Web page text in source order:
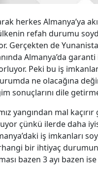
herkes Almanya’ya
refah durumu
Gerçekten de
Almanya’da garanti
Peki bu iş
ne olacağına
sonuçlarını dile
yangından mal kaçırır
çünkü ilerde daha
iş imkanları
bir ihtiyaç
bazen 3 ayı bazen